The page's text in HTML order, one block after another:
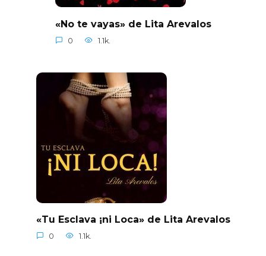
«No te vayas» de Lita Arevalos
0 1.1k.
«Tu Esclava ¡ni Loca» de Lita Arevalos
0 1.1k.